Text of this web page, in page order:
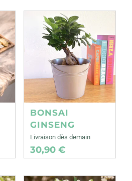
BONSAI
GINSENG
Livraison dès demain
30,90 €